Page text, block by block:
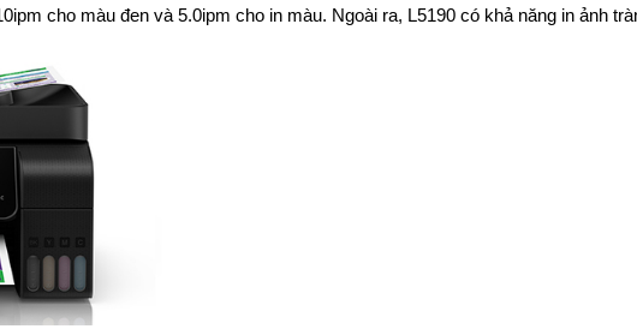
cho màu đen và 5.0ipm cho in màu. Ngoài ra, L5190 có khả năng in ảnh